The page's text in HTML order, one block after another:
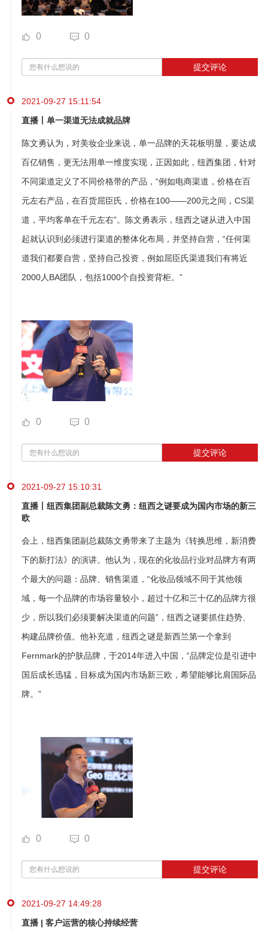
0 0
提交评论
2021-09-27 15:11:54
直播丨单一渠道无法成就品牌
陈文勇认为，对美妆企业来说，单一品牌的天花板明显，要达成
百亿销售，更无法用单一维度实现，正因如此，纽西集团，针对
不同渠道定义了不同价格带的产品，“例如电商渠道，价格在百
元左右产品，在百货屈臣氏，价格在100——200元之间，CS渠
道，平均客单在千元左右”。陈文勇表示，纽西之谜从进入中国
起就认识到必须进行渠道的整体化布局，并坚持自营，“任何渠
道我们都要自营，坚持自己投资，例如屈臣氏渠道我们有将近
2000人BA团队，包括1000个自投资背柜。”
0 0
提交评论
2021-09-27 15:10:31
直播丨纽西集团副总裁陈文勇：纽西之谜要成为国内市场的新三
欧
会上，纽西集团副总裁陈文勇带来了主题为《转换思维，新消费
下的新打法》的演讲。他认为，现在的化妆品行业对品牌方有两
个最大的问题：品牌、销售渠道，“化妆品领域不同于其他领
域，每一个品牌的市场容量较小，超过十亿和三十亿的品牌方很
少，所以我们必须要解决渠道的问题”，纽西之谜要抓住趋势、
构建品牌价值。他补充道，纽西之谜是新西兰第一个拿到
Fernmark的护肤品牌，于2014年进入中国，“品牌定位是引进中
国后成长迅猛，目标成为国内市场新三欧，希望能够比肩国际品
牌。”
0 0
提交评论
2021-09-27 14:49:28
直播 | 客户运营的核心持续经营